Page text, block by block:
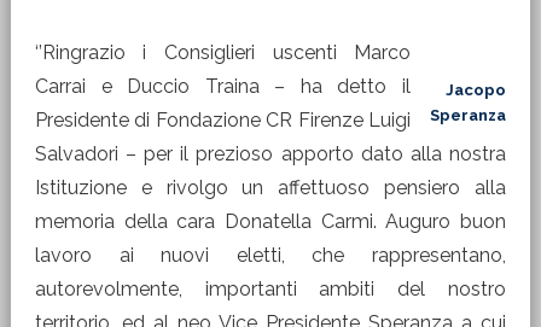
Jacopo
Speranza
‘’Ringrazio i Consiglieri uscenti Marco
Carrai e Duccio Traina – ha detto il
Presidente di Fondazione CR Firenze Luigi
Salvadori – per il prezioso apporto dato alla nostra
Istituzione e rivolgo un affettuoso pensiero alla
memoria della cara Donatella Carmi. Auguro buon
lavoro ai nuovi eletti, che rappresentano,
autorevolmente, importanti ambiti del nostro